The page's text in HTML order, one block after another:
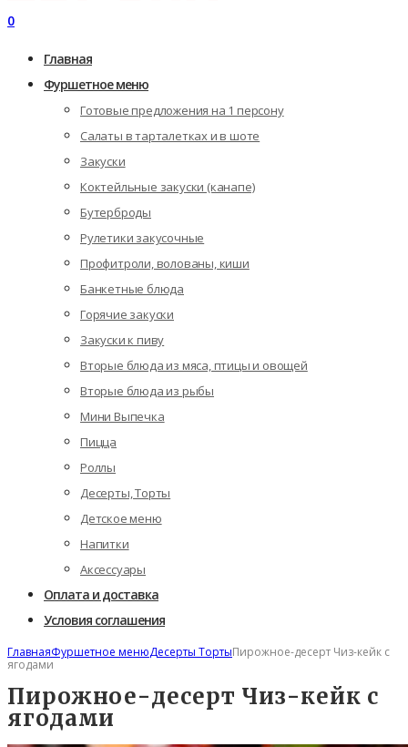
0
Главная
Фуршетное меню
Готовые предложения на 1 персону
Салаты в тарталетках и в шоте
Закуски
Коктейльные закуски (канапе)
Бутерброды
Рулетики закусочные
Профитроли, волованы, киши
Банкетные блюда
Горячие закуски
Закуски к пиву
Вторые блюда из мяса, птицы и овощей
Вторые блюда из рыбы
Мини Выпечка
Пицца
Роллы
Десерты, Торты
Детское меню
Напитки
Аксессуары
Оплата и доставка
Условия соглашения
ГлавнаяФуршетное менюДесерты ТортыПирожное-десерт Чиз-кейк с
ягодами
Пирожное-десерт Чиз-кейк с
ягодами